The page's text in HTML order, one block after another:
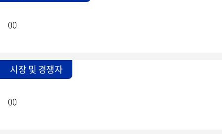
00
시장 및 경쟁자
00